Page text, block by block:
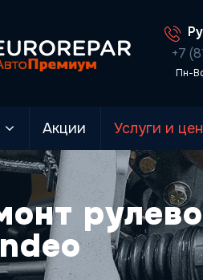
+7
Пн-
Акции Услуги и